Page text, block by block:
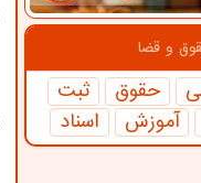
و قضا
حقوق
ثبت
آموزش اسناد